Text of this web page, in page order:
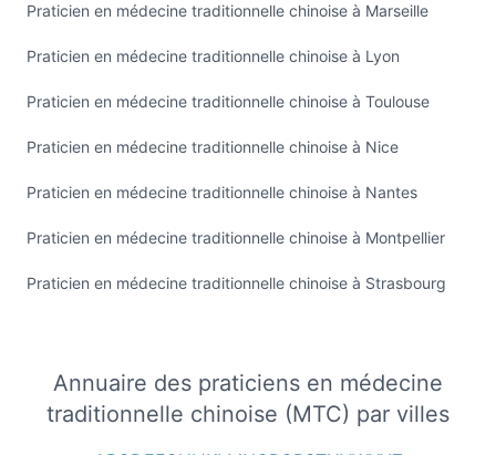
Praticien en médecine traditionnelle chinoise à Marseille
Praticien en médecine traditionnelle chinoise à Lyon
Praticien en médecine traditionnelle chinoise à Toulouse
Praticien en médecine traditionnelle chinoise à Nice
Praticien en médecine traditionnelle chinoise à Nantes
Praticien en médecine traditionnelle chinoise à Montpellier
Praticien en médecine traditionnelle chinoise à Strasbourg
Annuaire des praticiens en médecine
traditionnelle chinoise (MTC) par villes